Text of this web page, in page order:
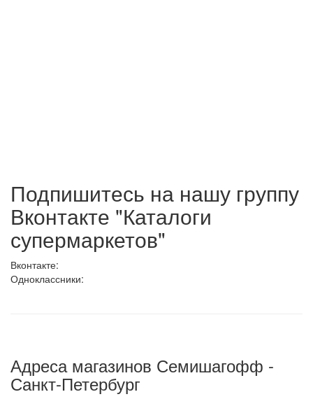
Подпишитесь на нашу группу
Вконтакте "Каталоги
супермаркетов"
Вконтакте:
Одноклассники:
Адреса магазинов Семишагофф -
Санкт-Петербург